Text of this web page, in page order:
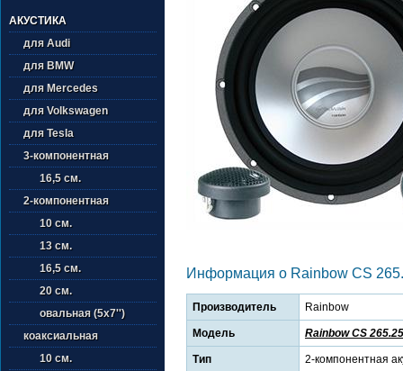
АКУСТИКА
для Audi
для BMW
для Mercedes
для Volkswagen
для Tesla
3-компонентная
16,5 см.
2-компонентная
10 см.
13 см.
16,5 см.
20 см.
овальная (5х7'')
коаксиальная
10 см.
Информация о Rainbow CS
Производитель Rainbow
Модель Rainbow CS
Тип 2-компонентная